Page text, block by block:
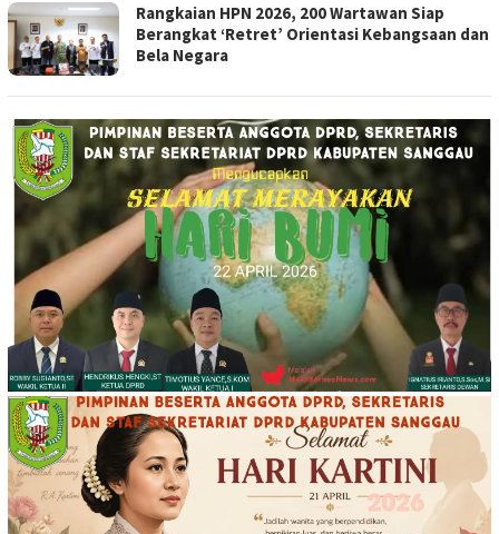
Rangkaian HPN 2026, 200 Wartawan Siap
Berangkat ‘Retret’ Orientasi Kebangsaan dan
Bela Negara